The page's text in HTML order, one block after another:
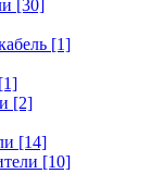
[30]
[1]
[1]
[2]
[14]
[10]